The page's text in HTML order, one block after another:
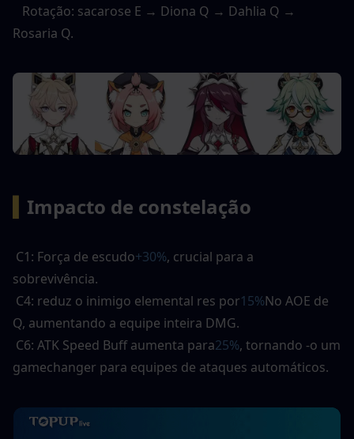
Rotação: sacarose E → Diona Q → Dahlia Q →
Rosaria Q.
Impacto de constelação
C1: Força de escudo+30%, crucial para a
sobrevivência.
C4: reduz o inimigo elemental res por15%No AOE de
Q, aumentando a equipe inteira DMG.
C6: ATK Speed ​​Buff aumenta para25%, tornando -o um
gamechanger para equipes de ataques automáticos.